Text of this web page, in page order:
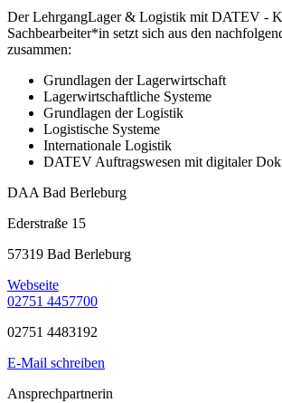
Der LehrgangLager & Logistik mit DATEV -
Sachbearbeiter*in setzt sich aus den
zusammen:
Grundlagen der Lagerwirtschaft
Lagerwirtschaftliche Systeme
Grundlagen der Logistik
Logistische Systeme
Internationale Logistik
DATEV Auftragswesen mit digitaler
DAA Bad Berleburg
Ederstraße 15
57319 Bad Berleburg
Webseite
02751 4457700
02751 4483192
E-Mail schreiben
Ansprechpartnerin